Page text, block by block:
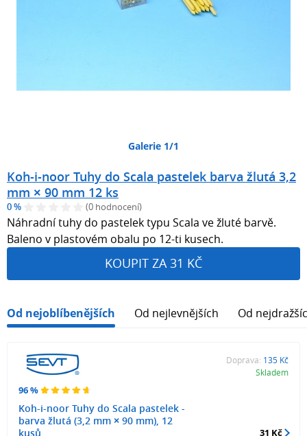
Galerie 1/1
Koh-i-noor Tuhy do Scala pastelek barva žlutá 3,2
mm × 90 mm 12 ks
0 % (0 hodnocení)
Náhradní tuhy do pastelek typu Scala ve žluté barvě.
Baleno v plastovém obalu po 12-ti kusech.
KOUPIT ZA 31 KČ
Od nejoblíbenějších Od nejlevnějších Od
96 %
Koh-i-noor Tuhy do Scala pastelek -
barva žlutá (3,2 mm × 90 mm), 12
kusů
Doprava: 135 Kč
Skladem
31 Kč